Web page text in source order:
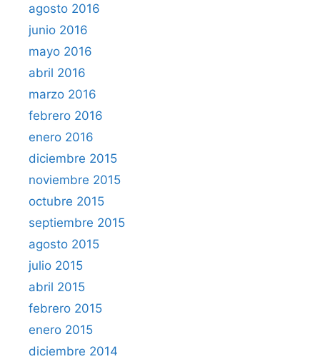
agosto 2016
junio 2016
mayo 2016
abril 2016
marzo 2016
febrero 2016
enero 2016
diciembre 2015
noviembre 2015
octubre 2015
septiembre 2015
agosto 2015
julio 2015
abril 2015
febrero 2015
enero 2015
diciembre 2014